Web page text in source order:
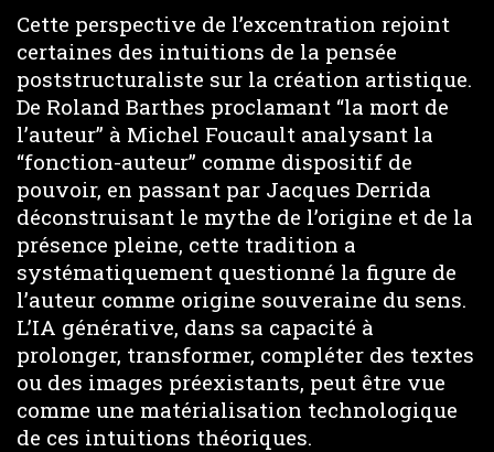
Cette perspective de l’excentration rejoint
certaines des intuitions de la pensée
poststructuraliste sur la création artistique.
De Roland Barthes proclamant “la mort de
l’auteur” à Michel Foucault analysant la
“fonction-auteur” comme dispositif de
pouvoir, en passant par Jacques Derrida
déconstruisant le mythe de l’origine et de la
présence pleine, cette tradition a
systématiquement questionné la figure de
l’auteur comme origine souveraine du sens.
L’IA générative, dans sa capacité à
prolonger, transformer, compléter des textes
ou des images préexistants, peut être vue
comme une matérialisation technologique
de ces intuitions théoriques.